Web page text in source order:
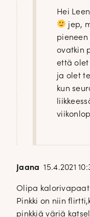
Hei
jep,
pieneen
ovatkin
että olet
ja olet
kun
Jaana 15.4.2021
Olipa kalorivapaat
Pinkki on niin
pinkkiä väriä